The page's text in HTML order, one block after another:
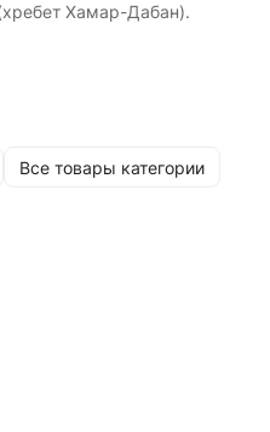
Хамар-Дабан).
Все товары категории